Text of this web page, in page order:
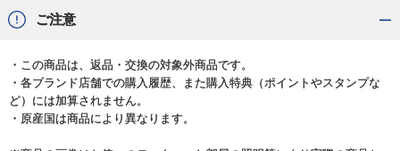
ご注意
・この商品は、返品・交換の対象外商品です。
・各ブランド店舗での購入履歴、また購入特典（ポイントやスタンプな
ど）には加算されません。
・原産国は商品により異なります。